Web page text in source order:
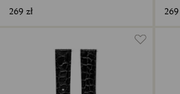
269 zł